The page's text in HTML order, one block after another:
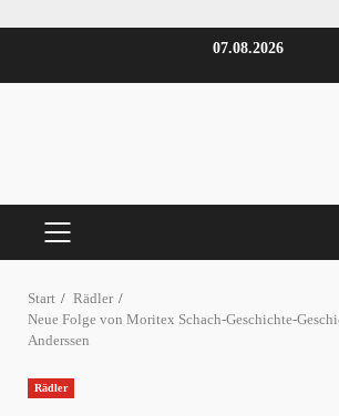
07.08.2026
PRIMÄRES
Start
Rädler
Neue Folge von Moritex Schach-Geschichte-
Anderssen
Rädler